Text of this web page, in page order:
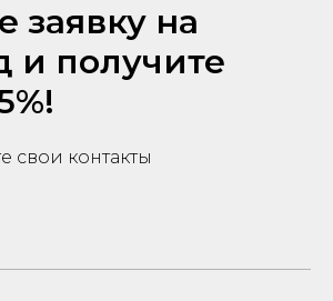
заявку на
и получите
свои контакты